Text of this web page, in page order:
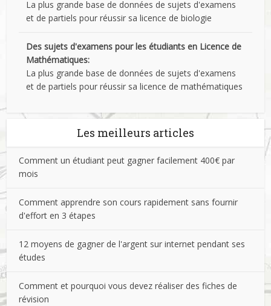
La plus grande base de données de sujets d'examens
et de partiels pour réussir sa licence de biologie
Des sujets d'examens pour les étudiants en Licence de
Mathématiques:
La plus grande base de données de sujets d'examens
et de partiels pour réussir sa licence de mathématiques
Les meilleurs articles
Comment un étudiant peut gagner facilement 400€ par
mois
Comment apprendre son cours rapidement sans fournir
d'effort en 3 étapes
12 moyens de gagner de l'argent sur internet pendant ses
études
Comment et pourquoi vous devez réaliser des fiches de
révision